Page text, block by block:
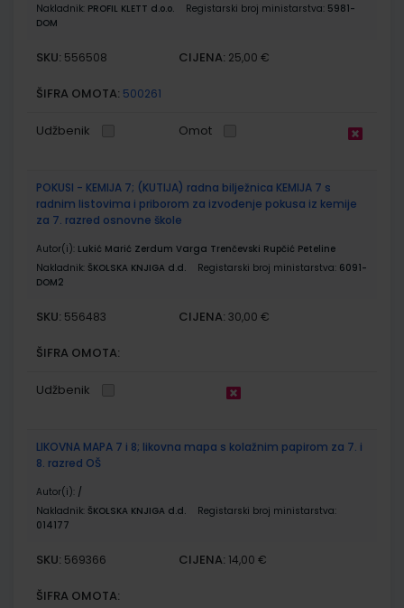
Nakladnik: PROFIL KLETT d.o.o. Registarski broj ministarstva: 5981-
DOM
SKU: 556508 CIJENA: 25,00 €
ŠIFRA OMOTA: 500261
Udžbenik Omot
POKUSI - KEMIJA 7; (KUTIJA) radna bilježnica KEMIJA 7 s
radnim listovima i priborom za izvođenje pokusa iz kemije
za 7. razred osnovne škole
Autor(i): Lukić Marić Zerdum Varga Trenčevski Rupčić Peteline
Nakladnik: ŠKOLSKA KNJIGA d.d. Registarski broj ministarstva: 6091-
DOM2
SKU: 556483 CIJENA: 30,00 €
ŠIFRA OMOTA:
Udžbenik
LIKOVNA MAPA 7 i 8; likovna mapa s kolažnim papirom za 7. i
8. razred OŠ
Autor(i): /
Nakladnik: ŠKOLSKA KNJIGA d.d.
Registarski broj ministarstva:
014177
SKU: 569366 CIJENA: 14,00 €
ŠIFRA OMOTA: